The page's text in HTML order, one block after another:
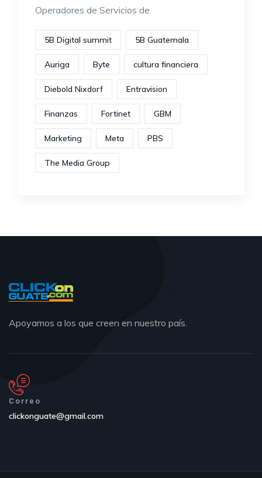
Operadores de Servicios de
5B Digital summit 5B Guatemala
Auriga Byte cultura financiera
Diebold Nixdorf Entravision
Finanzas Fortinet GBM
Marketing Meta PBS
The Media Group
Apoyamos a los que creen en nuestro país.
Correo
clickonguate@gmail.com